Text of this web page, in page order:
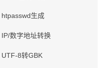
htpasswd生成
IP/数字地址转换
UTF-8转GBK